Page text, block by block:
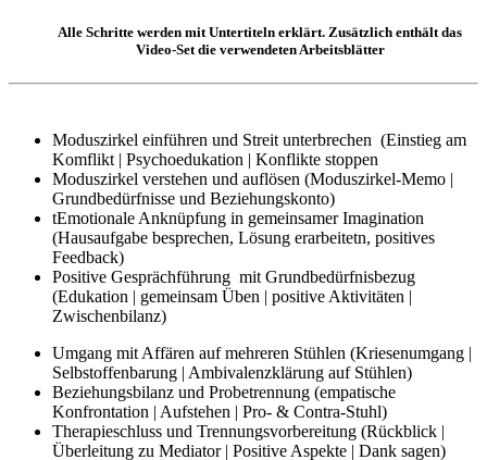
Alle Schritte werden mit Untertiteln erklärt. Zusätzlich enthält das
Video-Set die verwendeten Arbeitsblätter
Moduszirkel einführen und Streit unterbrechen (Einstieg am
Komflikt | Psychoedukation | Konflikte stoppen
Moduszirkel verstehen und auflösen (Moduszirkel-Memo |
Grundbedürfnisse und Beziehungskonto)
tEmotionale Anknüpfung in gemeinsamer Imagination
(Hausaufgabe besprechen, Lösung erarbeitetn, positives
Feedback)
Positive Gesprächführung mit Grundbedürfnisbezug
(Edukation | gemeinsam Üben | positive Aktivitäten |
Zwischenbilanz)
Umgang mit Affären auf mehreren Stühlen (Kriesenumgang |
Selbstoffenbarung | Ambivalenzklärung auf Stühlen)
Beziehungsbilanz und Probetrennung (empatische
Konfrontation | Aufstehen | Pro- & Contra-Stuhl)
Therapieschluss und Trennungsvorbereitung (Rückblick |
Überleitung zu Mediator | Positive Aspekte | Dank sagen)